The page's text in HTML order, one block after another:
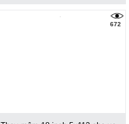
672